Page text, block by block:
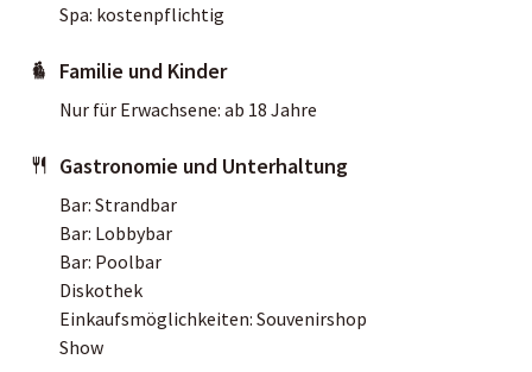
Spa: kostenpflichtig
Familie und Kinder
Nur für Erwachsene: ab 18 Jahre
Gastronomie und Unterhaltung
Bar: Strandbar
Bar: Lobbybar
Bar: Poolbar
Diskothek
Einkaufsmöglichkeiten: Souvenirshop
Show